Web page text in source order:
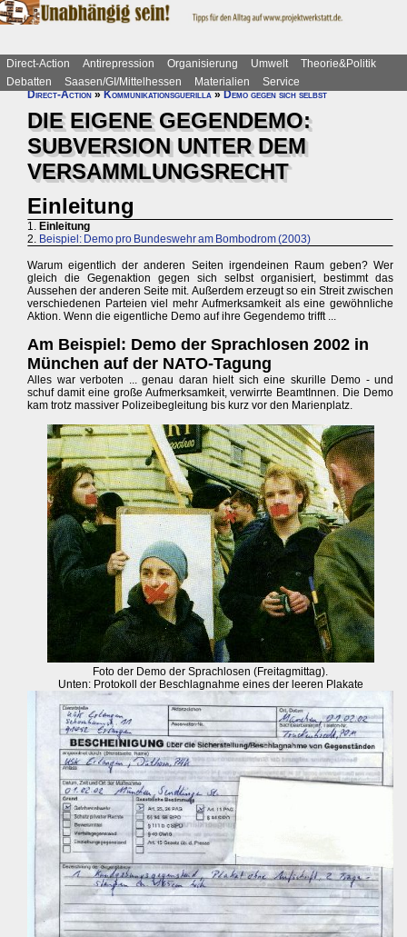
Direct-Action Antirepression Organisierung Umwelt
Theorie&Politik
Debatten
Saasen/GI/Mittelhessen Materialien
Service
Direct-Action»Kommunikationsguerilla»Demo gegen sich selbst
DIE EIGENE GEGENDEMO:
SUBVERSION UNTER DEM
VERSAMMLUNGSRECHT
Einleitung
1. Einleitung
2. Beispiel: Demo pro Bundeswehr am Bombodrom (2003)
Warum eigentlich der anderen Seiten irgendeinen Raum geben? Wer
gleich die Gegenaktion gegen sich selbst organisiert, bestimmt das
Aussehen der anderen Seite mit. Außerdem erzeugt so ein Streit zwischen
verschiedenen Parteien viel mehr Aufmerksamkeit als eine gewöhnliche
Aktion. Wenn die eigentliche Demo auf ihre Gegendemo trifft ...
Am Beispiel: Demo der Sprachlosen 2002 in
München auf der NATO-Tagung
Alles war verboten ... genau daran hielt sich eine skurille Demo - und
schuf damit eine große Aufmerksamkeit, verwirrte BeamtInnen. Die Demo
kam trotz massiver Polizeibegleitung bis kurz vor den Marienplatz.
Foto der Demo der Sprachlosen (Freitagmittag).
Unten: Protokoll der Beschlagnahme eines der leeren Plakate